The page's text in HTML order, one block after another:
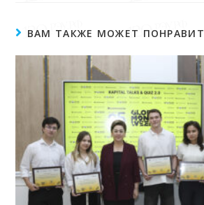
ВАМ ТАКЖЕ МОЖЕТ